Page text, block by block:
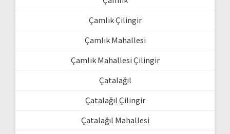
Çamlık Çilingir
Çamlık Mahallesi
Çamlık Mahallesi Çilingir
Çatalağıl
Çatalağıl Çilingir
Çatalağıl Mahallesi